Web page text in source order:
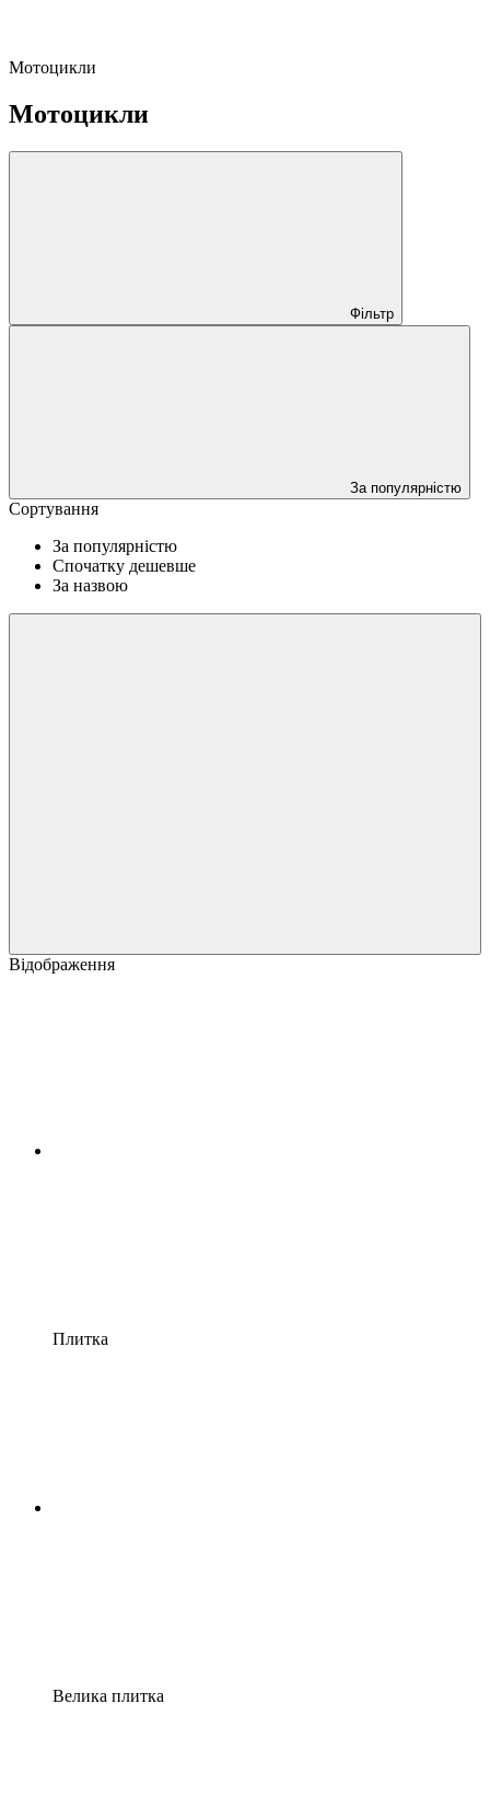
Мотоцикли
Мотоцикли
Фільтр
За популярністю
Сортування
За популярністю
Спочатку дешевше
За назвою
Відображення
Плитка
Велика плитка